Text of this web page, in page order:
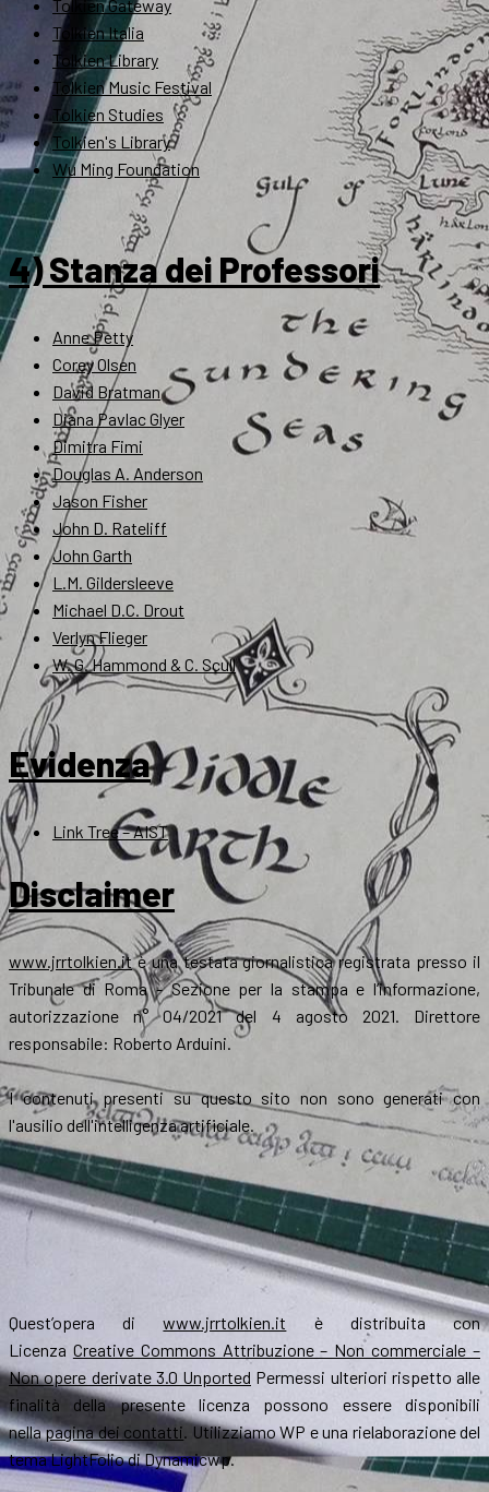
Tolkien Gateway
Tolkien Italia
Tolkien Library
Tolkien Music Festival
Tolkien Studies
Tolkien's Library
Wu Ming Foundation
4) Stanza dei Professori
Anne Petty
Corey Olsen
David Bratman
Diana Pavlac Glyer
Dimitra Fimi
Douglas A. Anderson
Jason Fisher
John D. Rateliff
John Garth
L.M. Gildersleeve
Michael D.C. Drout
Verlyn Flieger
W. G. Hammond & C. Scull
Evidenza
Link Tree – AIST
Disclaimer
www.jrrtolkien.itè una testata giornalistica registrata presso il
Tribunale di Roma - Sezione per la stampa e l’informazione,
autorizzazione n° 04/2021 del 4 agosto 2021. Direttore
responsabile: Roberto Arduini.
I contenuti presenti su questo sito non sono generati con
l'ausilio dell'intelligenza artificiale.
Quest’opera diwww.jrrtolkien.it è distribuita con
Licenza Creative Commons Attribuzione – Non commerciale –
Non opere derivate 3.0 Unported Permessi ulteriori rispetto alle
finalità della presente licenza possono essere disponibili
nellapagina dei contatti. Utilizziamo WP e una rielaborazione del
tema LightFolio di Dynamicwp.